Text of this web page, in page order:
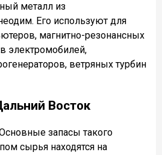
металл из
Его используют для
магнитно-резонансных
электромобилей,
ветряных турбин
Восток
запасы такого
сырья находятся на